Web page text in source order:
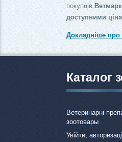
покупців
доступними
Докладніше
Каталог
Ветеринарні
зоотовары
Увійти,